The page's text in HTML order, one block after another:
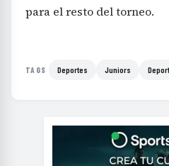
para el resto del torneo.
TAGS Deportes Juniors